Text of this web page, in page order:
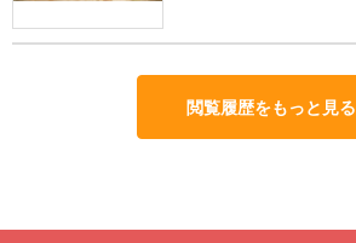
閲覧履歴をもっと見る